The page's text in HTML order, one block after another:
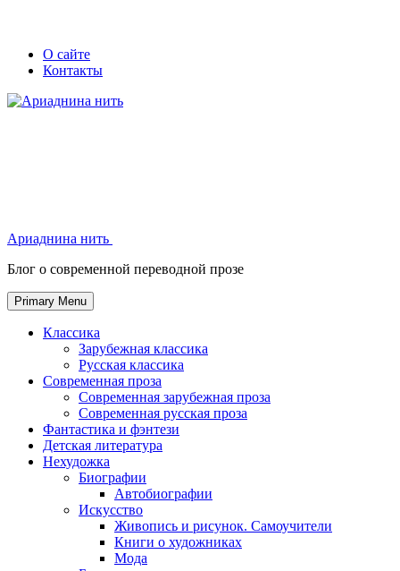
Skip
Secondary
left
navigation
Secondary
right
navigation
О сайте
Контакты
Ариаднина нить
Блог о современной переводной прозе
Primary Menu
Классика
Зарубежная классика
Русская классика
Современная проза
Современная зарубежная проза
Современная русская проза
Фантастика и фэнтези
Детская литература
Нехудожка
Биографии
Автобиографии
Искусство
Живопись и рисунок. Самоучители
Книги о художниках
Мода